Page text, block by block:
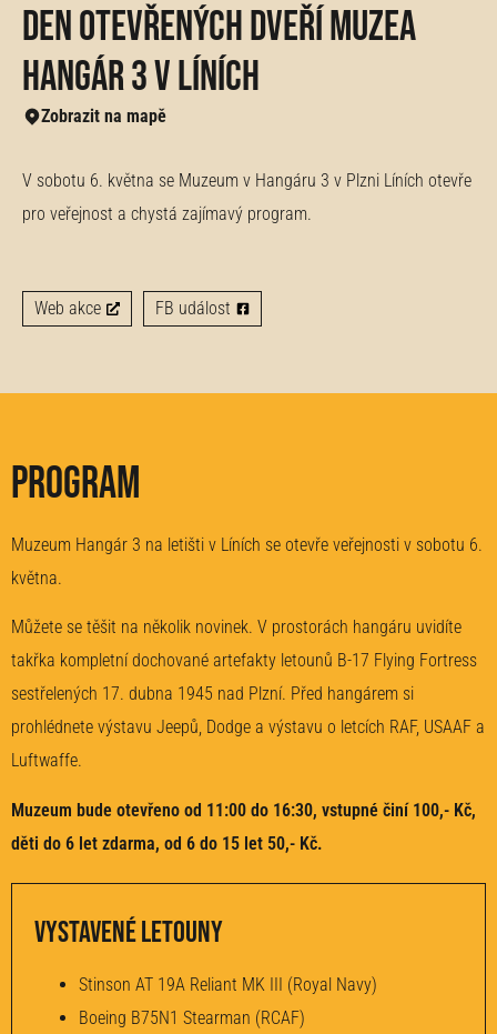
Den otevřených dveří Muzea
Hangár 3 v Líních
Zobrazit na mapě
V sobotu 6. května se Muzeum v Hangáru 3 v Plzni Líních otevře
pro veřejnost a chystá zajímavý program.
Web akce FB událost
Program
Muzeum Hangár 3 na letišti v Líních se otevře veřejnosti v sobotu 6.
května.
Můžete se těšit na několik novinek. V prostorách hangáru uvidíte
takřka kompletní dochované artefakty letounů B-17 Flying Fortress
sestřelených 17. dubna 1945 nad Plzní. Před hangárem si
prohlédnete výstavu Jeepů, Dodge a výstavu o letcích RAF, USAAF a
Luftwaffe.
Muzeum bude otevřeno od 11:00 do 16:30, vstupné činí 100,- Kč,
děti do 6 let zdarma, od 6 do 15 let 50,- Kč.
Vystavené letouny
Stinson AT 19A Reliant MK III (Royal Navy)
Boeing B75N1 Stearman (RCAF)